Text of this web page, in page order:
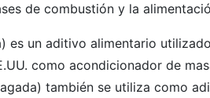
de combustión y la
es un aditivo alimentario
como acondicionador de
también se utiliza como